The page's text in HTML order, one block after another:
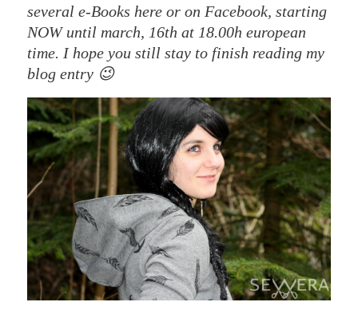
several e-Books here or on Facebook, starting
NOW until march, 16th at 18.00h european
time. I hope you still stay to finish reading my
blog entry 😉